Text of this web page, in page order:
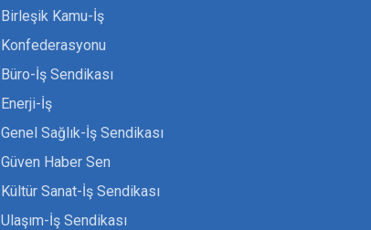
Birleşik Kamu-İş
Konfederasyonu
Büro-İş Sendikası
Enerji-İş
Genel Sağlık-İş Sendikası
Güven Haber Sen
Kültür Sanat-İş Sendikası
Ulaşım-İş Sendikası